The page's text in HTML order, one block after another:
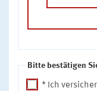
Bitte bestätigen
* Ich